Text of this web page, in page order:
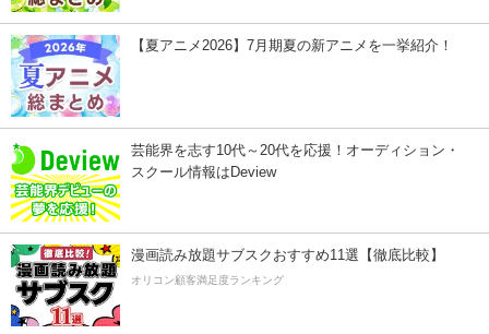
【夏アニメ2026】7月期夏の新アニメを一挙紹介！
芸能界を志す10代～20代を応援！オーディション・
スクール情報はDeview
漫画読み放題サブスクおすすめ11選【徹底比較】
オリコン顧客満足度ランキング